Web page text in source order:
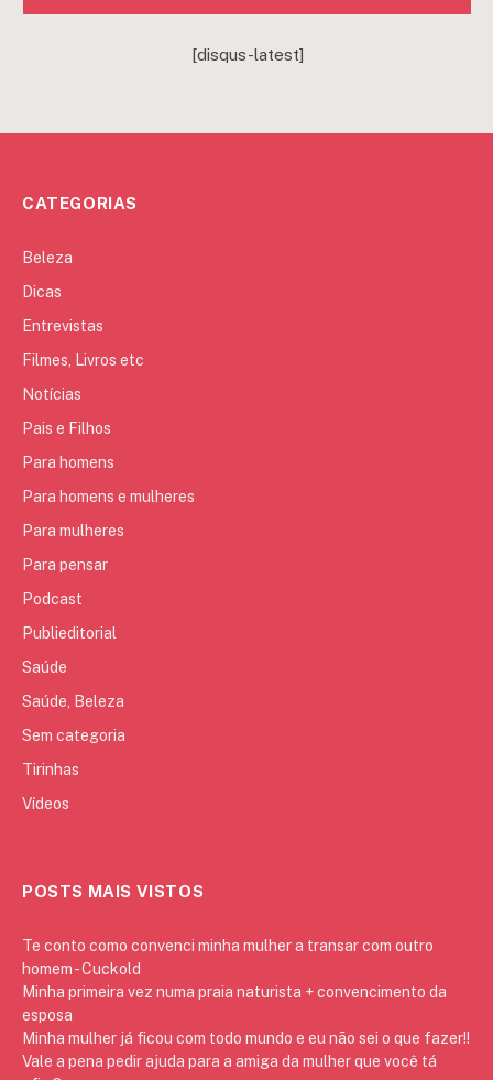
[disqus-latest]
CATEGORIAS
Beleza
Dicas
Entrevistas
Filmes, Livros etc
Notícias
Pais e Filhos
Para homens
Para homens e mulheres
Para mulheres
Para pensar
Podcast
Publieditorial
Saúde
Saúde, Beleza
Sem categoria
Tirinhas
Vídeos
POSTS MAIS VISTOS
Te conto como convenci minha mulher a transar com outro
homem - Cuckold
Minha primeira vez numa praia naturista + convencimento da
esposa
Minha mulher já ficou com todo mundo e eu não sei o que fazer!!
Vale a pena pedir ajuda para a amiga da mulher que você tá